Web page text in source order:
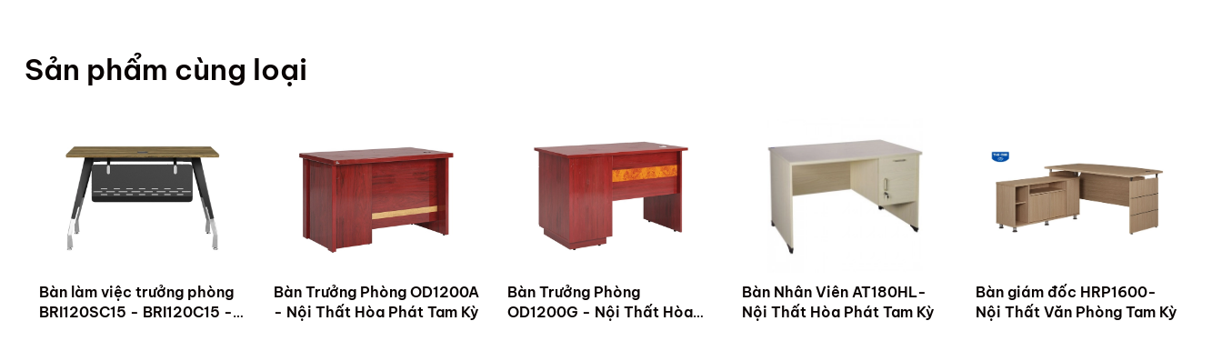
Sản phẩm cùng loại
Bàn làm việc trưởng phòng
BRI120SC15 - BRI120C15 -
Bàn Trưởng Phòng OD1200A
- Nội Thất Hòa Phát Tam Kỳ
Bàn Trưởng Phòng
OD1200G - Nội Thất Hòa
Bàn Nhân Viên AT180HL-
Nội Thất Hòa Phát Tam Kỳ
Bàn giám đốc HRP1600-
Nội Thất Văn Phòng Tam Kỳ